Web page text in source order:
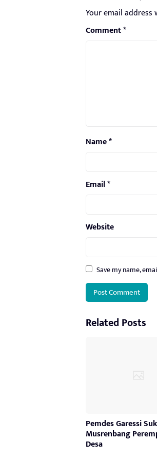
Your email
Comment*
Name*
Email*
Website
Save my name,
Related Posts
Pemdes Garessi
Musrenbang
Desa